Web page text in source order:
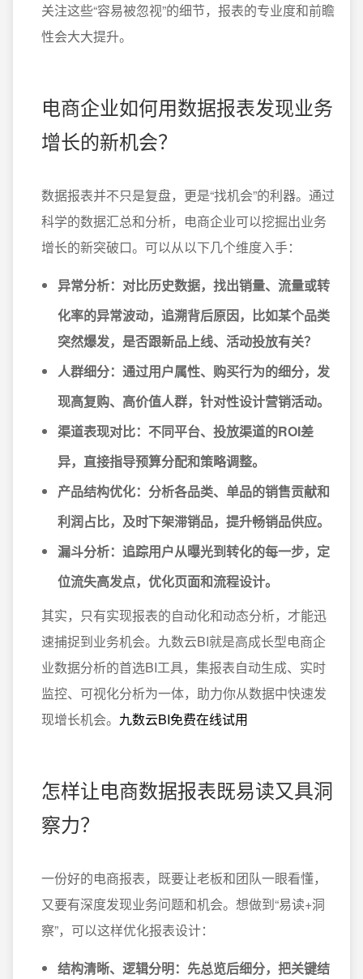
关注这些“容易被忽视”的细节，报表的专业度和前瞻
性会大大提升。
电商企业如何用数据报表发现业务
增长的新机会？
数据报表并不只是复盘，更是“找机会”的利器。通过
科学的数据汇总和分析，电商企业可以挖掘出业务
增长的新突破口。可以从以下几个维度入手：
异常分析：对比历史数据，找出销量、流量或转
化率的异常波动，追溯背后原因，比如某个品类
突然爆发，是否跟新品上线、活动投放有关？
人群细分：通过用户属性、购买行为的细分，发
现高复购、高价值人群，针对性设计营销活动。
渠道表现对比：不同平台、投放渠道的ROI差
异，直接指导预算分配和策略调整。
产品结构优化：分析各品类、单品的销售贡献和
利润占比，及时下架滞销品，提升畅销品供应。
漏斗分析：追踪用户从曝光到转化的每一步，定
位流失高发点，优化页面和流程设计。
其实，只有实现报表的自动化和动态分析，才能迅
速捕捉到业务机会。九数云BI就是高成长型电商企
业数据分析的首选BI工具，集报表自动生成、实时
监控、可视化分析为一体，助力你从数据中快速发
现增长机会。 九数云BI免费在线试用
怎样让电商数据报表既易读又具洞
察力？
一份好的电商报表，既要让老板和团队一眼看懂，
又要有深度发现业务问题和机会。想做到“易读+洞
察”，可以这样优化报表设计：
结构清晰、逻辑分明：先总览后细分，把关键结